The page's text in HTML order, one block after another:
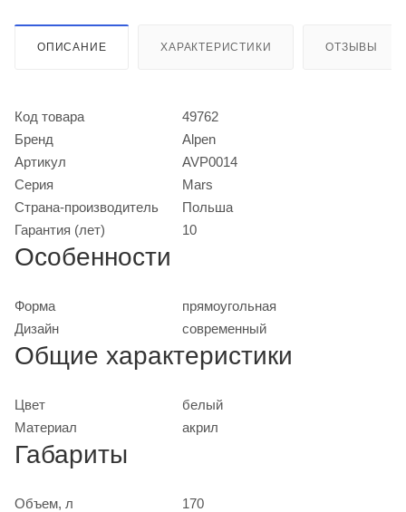
ОПИСАНИЕ ХАРАКТЕРИСТИКИ ОТЗЫВЫ
Код товара
49762
Бренд
Alpen
Артикул
AVP0014
Серия
Mars
Страна-производитель
Польша
Гарантия (лет)
10
Особенности
Форма
прямоугольная
Дизайн
современный
Общие характеристики
Цвет
белый
Материал
акрил
Габариты
Объем, л
170